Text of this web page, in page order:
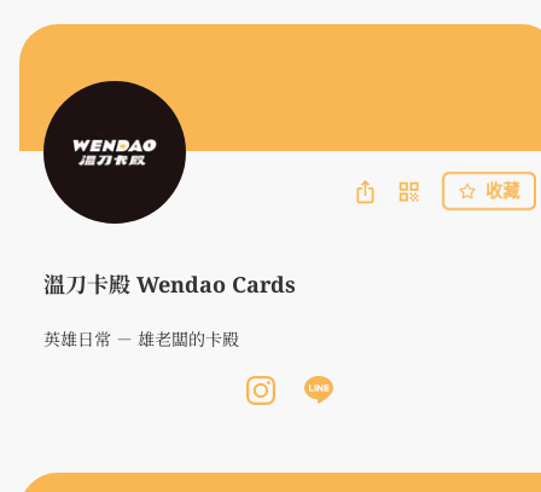
收藏
溫刀卡殿 Wendao Cards
英雄日常 － 雄老闆的卡殿